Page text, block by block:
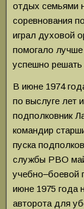
отдых семьями
соревнования
играл духовой
помогало лучше
успешно
В июне 1974
по выслуге лет
подполковник
командир
пуска
службы РВО
учебно‒боевой
июне 1975 года
авторота для